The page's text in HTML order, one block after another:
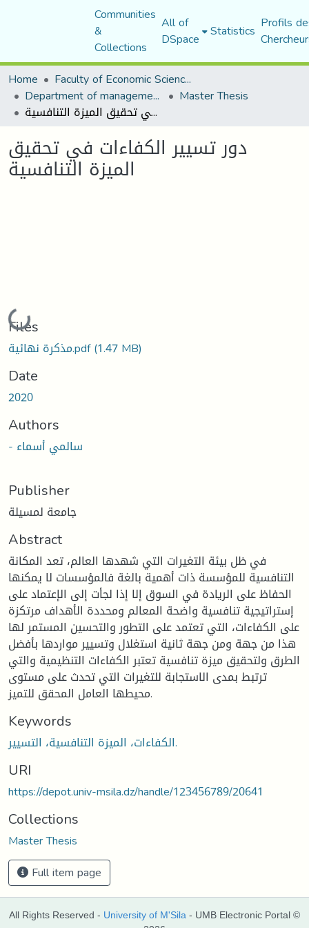
Communities
&
Collections
All of
DSpace Statistics Profils
Home
Faculty of Economic Sciences, Commerce and Management Sciences
Department of management sciences Master Thesis
دور تسيير الكفاءات في تحقيق الميزة التنافسية
دور تسيير الكفاءات في تحقيق
الميزة التنافسية
Loading...
Files
مذكرة نهائية.pdf(1.47 MB)
Date
2020
Authors
- سالمي أسماء
Publisher
جامعة لمسيلة
Abstract
في ظل بيئة التغيرات التي شهدها العالم، تعد المكانة
التنافسية للمؤسسة ذات أهمية بالغة فالمؤسسات لا يمكنها
الحفاظ على الريادة في السوق إلا إذا لجأت إلى الإعتماد على
إستراتيجية تنافسية واضحة المعالم ومحددة الأهداف مرتكزة
على الكفاءات، التي تعتمد على التطور والتحسين المستمر لها
هذا من جهة ومن جهة ثانية استغلال وتسيير مواردها بأفضل
الطرق ولتحقيق ميزة تنافسية تعتبر الكفاءات التنظيمية والتي
ترتبط بمدى الاستجابة للتغيرات التي تحدث على مستوى
محيطها العامل المحقق للتميز.
Keywords
الكفاءات، الميزة التنافسية، التسيير.
URI
https://depot.univ-msila.dz/handle/123456789/20641
Collections
Master Thesis
Full item page
All Rights Reserved - University of M'Sila - UMB Electronic Portal ©